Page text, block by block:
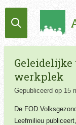
Ga
direct
de
hoofdinhoud
Geleidelijke
werkplek
Gepubliceerd op 15
De FOD
Leefmilieu